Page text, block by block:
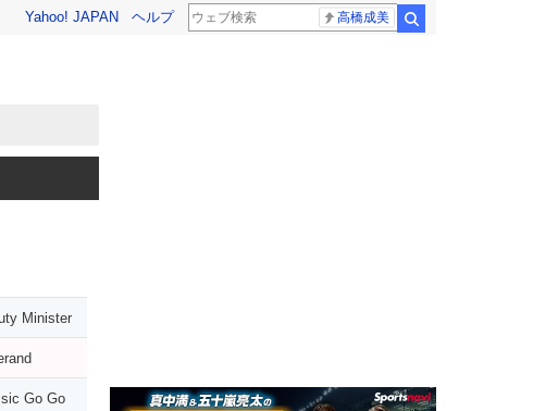
Yahoo! JAPAN ヘルプ 高橋成美
Minister
Go Go